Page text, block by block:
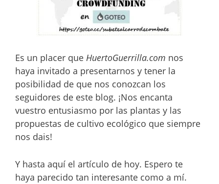
Es un placer que HuertoGuerrilla.com nos
haya invitado a presentarnos y tener la
posibilidad de que nos conozcan los
seguidores de este blog. ¡Nos encanta
vuestro entusiasmo por las plantas y las
propuestas de cultivo ecológico que siempre
nos dais!
Y hasta aquí el artículo de hoy. Espero te
haya parecido tan interesante como a mí.